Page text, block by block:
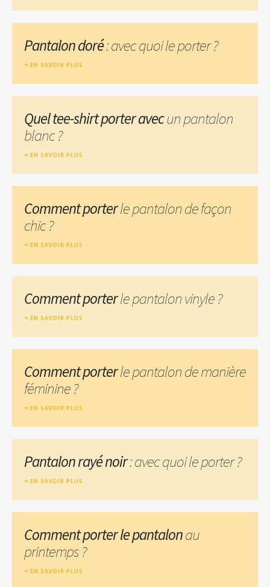
Pantalon doré: avec quoi le porter ?
EN SAVOIR PLUS
Quel tee-shirt porter avecun pantalon
blanc ?
EN SAVOIR PLUS
Comment porterle pantalon de façon
chic ?
EN SAVOIR PLUS
Comment porterle pantalon vinyle ?
EN SAVOIR PLUS
Comment porterle pantalon de manière
féminine ?
EN SAVOIR PLUS
Pantalon rayé noir: avec quoi le porter ?
EN SAVOIR PLUS
Comment porter le pantalonau
printemps ?
EN SAVOIR PLUS